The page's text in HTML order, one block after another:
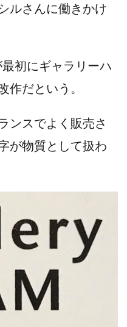
ルさんに働きかけ
初にギャラリーハ
作だという。
ンスでよく販売さ
が物質として扱わ